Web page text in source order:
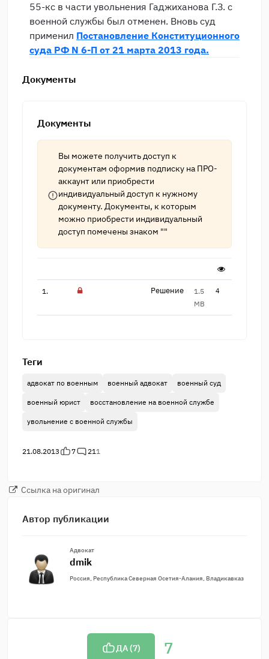
55-кс в части увольнения Гаджиханова Г.З. с
военной службы был отменен. Вновь суд
применил Постановление Конституционного
суда РФ N 6-П от 21 марта 2013 года.
Документы
Документы
Вы можете получить доступ к
документам оформив подписку на ПРО-
аккаунт или приобрести
индивидуальный доступ к нужному
документу. Документы, к которым
можно приобрести индивидуальный
доступ помечены знаком ""
1. Решение
1.5
MB
4
Теги
адвокат по военным военный адвокат военный суд
военный юрист восстановление на военной службе
увольнение с военной службы
21.08.2013 7 211
Ссылка на оригинал
Автор публикации
Адвокат
dmik
Россия, Республика Северная Осетия-Алания, Владикавказ
ДА (7) 7